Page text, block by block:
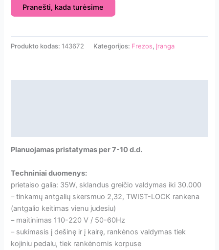
Pranešti, kada turėsime
Produkto kodas:143672 Kategorijos: Frezos, Įranga
Planuojamas pristatymas per 7-10 d.d.
Techniniai duomenys:
prietaiso galia: 35W, sklandus greičio valdymas iki 30.000
– tinkamų antgalių skersmuo 2,32, TWIST-LOCK rankena
(antgalio keitimas vienu judesiu)
– maitinimas 110-220 V / 50-60Hz
– sukimasis į dešinę ir į kairę, rankėnos valdymas tiek
kojiniu pedalu, tiek rankėnomis korpuse